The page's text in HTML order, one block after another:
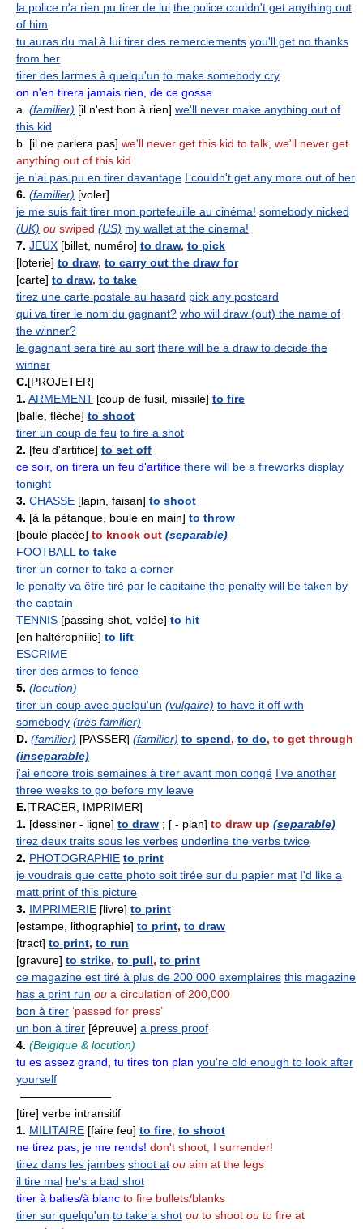
la police n'a rien pu tirer de lui the police couldn't get anything out
of him
tu auras du mal à lui tirer des remerciements you'll get no thanks
from her
tirer des larmes à quelqu'un to make somebody cry
on n'en tirera jamais rien, de ce gosse
a. (familier) [il n'est bon à rien] we'll never make anything out of
this kid
b. [il ne parlera pas] we'll never get this kid to talk, we'll never get
anything out of this kid
je n'ai pas pu en tirer davantage I couldn't get any more out of her
6. (familier) [voler]
je me suis fait tirer mon portefeuille au cinéma! somebody nicked
(UK) ou swiped (US) my wallet at the cinema!
7. JEUX [billet, numéro] to draw, to pick
[loterie] to draw, to carry out the draw for
[carte] to draw, to take
tirez une carte postale au hasard pick any postcard
qui va tirer le nom du gagnant? who will draw (out) the name of
the winner?
le gagnant sera tiré au sort there will be a draw to decide the
winner
C.[PROJETER]
1. ARMEMENT [coup de fusil, missile] to fire
[balle, flèche] to shoot
tirer un coup de feu to fire a shot
2. [feu d'artifice] to set off
ce soir, on tirera un feu d'artifice there will be a fireworks display
tonight
3. CHASSE [lapin, faisan] to shoot
4. [à la pétanque, boule en main] to throw
[boule placée] to knock out (separable)
FOOTBALL to take
tirer un corner to take a corner
le penalty va être tiré par le capitaine the penalty will be taken by
the captain
TENNIS [passing-shot, volée] to hit
[en haltérophilie] to lift
ESCRIME
tirer des armes to fence
5. (locution)
tirer un coup avec quelqu'un (vulgaire) to have it off with
somebody (très familier)
D. (familier) [PASSER] (familier) to spend, to do, to get through
(inseparable)
j'ai encore trois semaines à tirer avant mon congé I've another
three weeks to go before my leave
E.[TRACER, IMPRIMER]
1. [dessiner - ligne] to draw ; [ - plan] to draw up (separable)
tirez deux traits sous les verbes underline the verbs twice
2. PHOTOGRAPHIE to print
je voudrais que cette photo soit tirée sur du papier mat I'd like a
matt print of this picture
3. IMPRIMERIE [livre] to print
[estampe, lithographie] to print, to draw
[tract] to print, to run
[gravure] to strike, to pull, to print
ce magazine est tiré à plus de 200 000 exemplaires this magazine
has a print run ou a circulation of 200,000
bon à tirer ‘passed for press’
un bon à tirer [épreuve] a press proof
4. (Belgique & locution)
tu es assez grand, tu tires ton plan you're old enough to look after
yourself
————————
[tire] verbe intransitif
1. MILITAIRE [faire feu] to fire, to shoot
ne tirez pas, je me rends! don't shoot, I surrender!
tirez dans les jambes shoot at ou aim at the legs
il tire mal he's a bad shot
tirer à balles/à blanc to fire bullets/blanks
tirer sur quelqu'un to take a shot ou to shoot ou to fire at